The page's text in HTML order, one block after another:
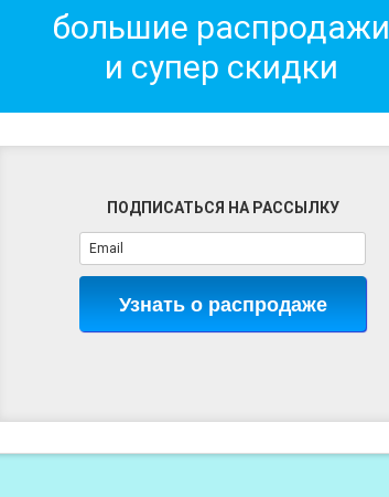
большие распродажи
и супер скидки
ПОДПИСАТЬСЯ НА РАССЫЛКУ
Узнать о распродаже